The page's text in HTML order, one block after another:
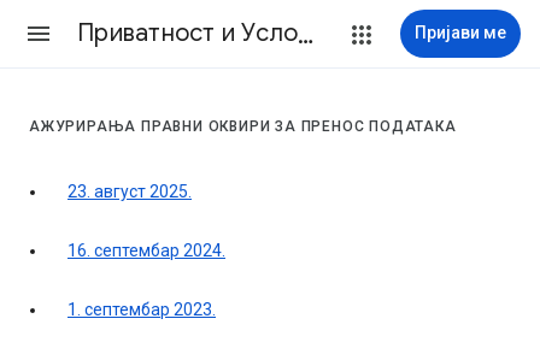
Приватност и Услови Пријави ме
АЖУРИРАЊА ПРАВНИ ОКВИРИ ЗА ПРЕНОС ПОДАТАКА
23. август 2025.
16. септембар 2024.
1. септембар 2023.